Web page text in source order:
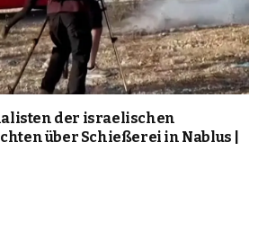
der israelischen
über Schießerei in Nablus |